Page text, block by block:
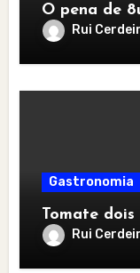
O pena de
Rui
Gastronomia
Tomate dois
Rui